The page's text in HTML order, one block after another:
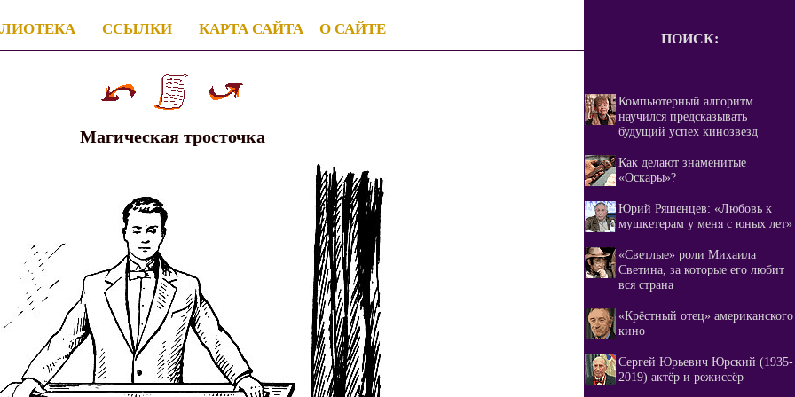
ССЫЛКИ КАРТА САЙТА О САЙТЕ
Магическая тросточка
ПОИСК:
Компьютерный алгоритм
научился предсказывать
будущий успех кинозвезд
Как делают знаменитые
«Оскары»?
Юрий Ряшенцев: «Любовь к
мушкетерам у меня с юных лет»
«Светлые» роли Михаила
Светина, за которые его любит
вся страна
«Крёстный отец» американского
кино
Сергей Юрьевич Юрский (1935-
2019) актёр и режиссёр